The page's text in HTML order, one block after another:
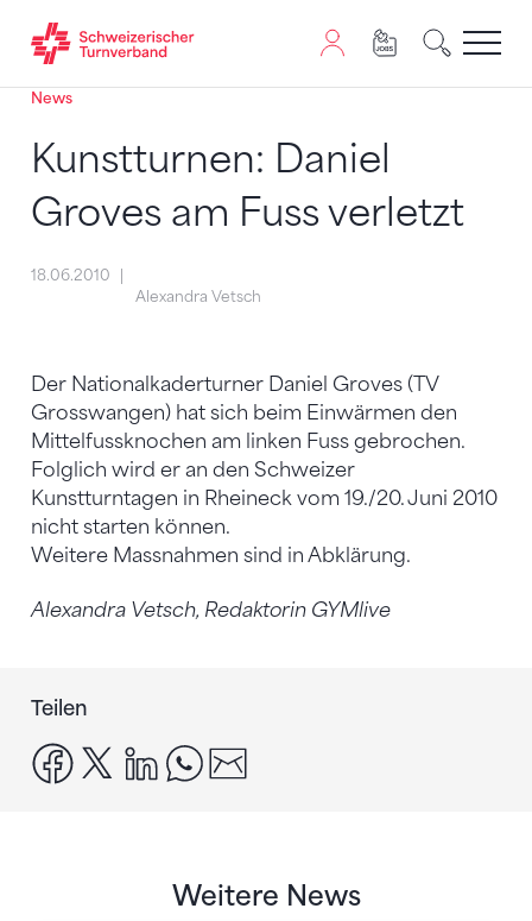
Zum Inhalt springen
Zur Sitemap navigieren
Zum Navigieren dieser Seite wird JavaScript benötigt.
News
Kunstturnen: Daniel
Groves am Fuss verletzt
18.06.2010
Alexandra Vetsch
Der Nationalkaderturner Daniel Groves (TV
Grosswangen) hat sich beim Einwärmen den
Mittelfussknochen am linken Fuss gebrochen.
Folglich wird er an den Schweizer
Kunstturntagen in Rheineck vom 19./20. Juni 2010
nicht starten können.
Weitere Massnahmen sind in Abklärung.
Alexandra Vetsch, Redaktorin GYMlive
Teilen
facebook
x linkedinwhatsapp
Weitere News